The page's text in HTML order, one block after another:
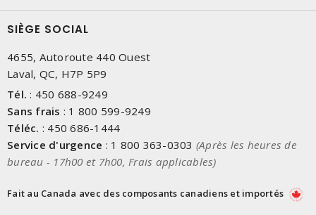
SIÈGE SOCIAL
4655, Autoroute 440 Ouest
Laval, QC, H7P 5P9
Tél. : 450 688-9249
Sans frais : 1 800 599-9249
Téléc. : 450 686-1444
Service d'urgence : 1 800 363-0303 (Après les heures de
bureau - 17h00 et 7h00, Frais applicables)
Fait au Canada avec des composants canadiens et importés